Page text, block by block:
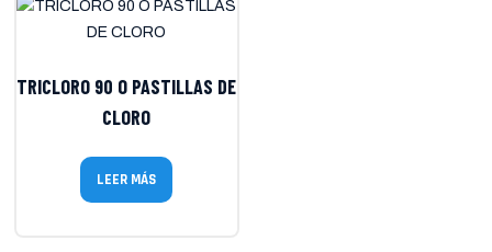
TRICLORO 90 O PASTILLAS DE
CLORO
LEER MÁS